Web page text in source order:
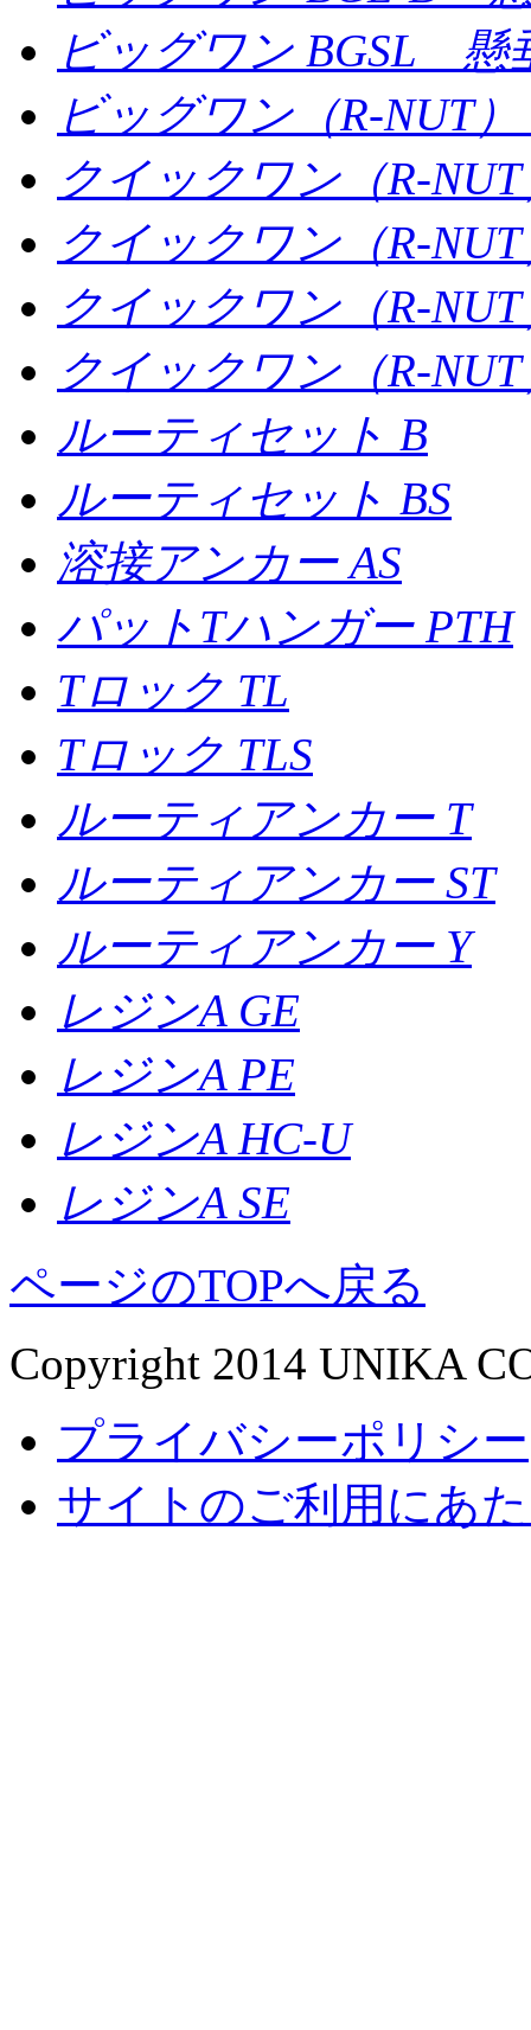
ビッグワン BGSL 懸
ビッグワン（R-NUT
クイックワン（R-
クイックワン（R-
クイックワン（R-
クイックワン（R-
ルーティセット B
ルーティセット BS
溶接アンカー AS
パットTハンガー PTH
Tロック TL
Tロック TLS
ルーティアンカー T
ルーティアンカー ST
ルーティアンカー Y
レジンA GE
レジンA PE
レジンA HC-U
レジンA SE
ページのTOPへ戻る
Copyright 2014 UNIKA
プライバシーポリシー
サイトのご利用にあ